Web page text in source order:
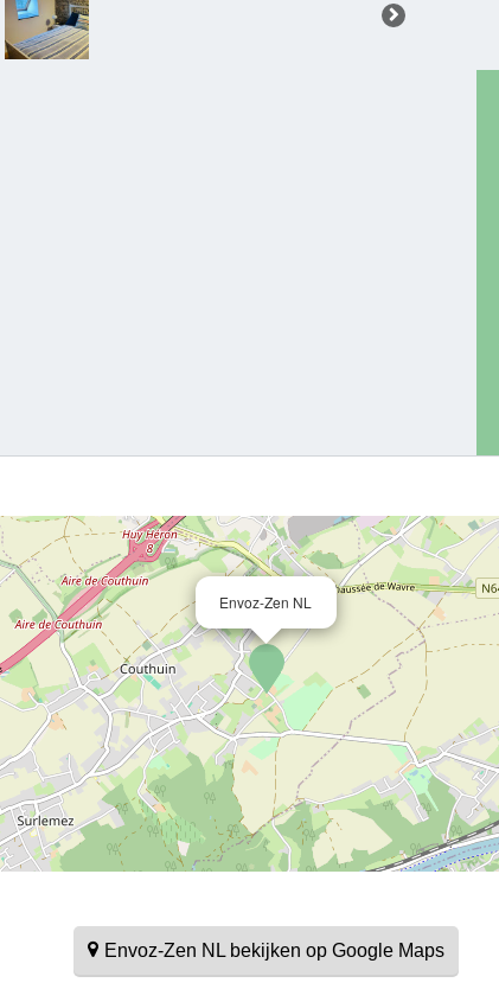
Envoz-Zen NL
Envoz-Zen NL bekijken op Google Maps